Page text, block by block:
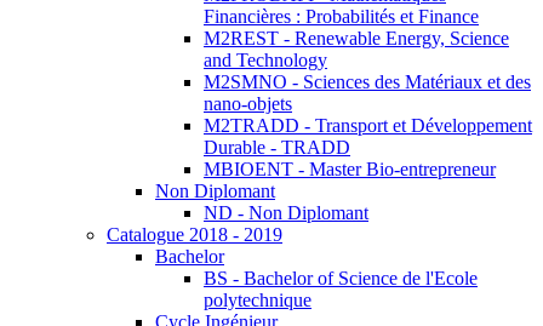
Financières : Probabilités et Finance
M2REST - Renewable Energy, Science
and Technology
M2SMNO - Sciences des Matériaux et des
nano-objets
M2TRADD - Transport et Développement
Durable - TRADD
MBIOENT - Master Bio-entrepreneur
Non Diplomant
ND - Non Diplomant
Catalogue 2018 - 2019
Bachelor
BS - Bachelor of Science de l'Ecole
polytechnique
Cycle Ingénieur